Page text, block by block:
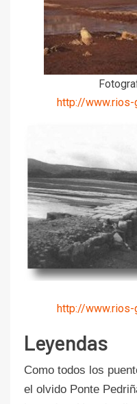
http://
http://
Leyendas
Como todos los
el olvido Ponte